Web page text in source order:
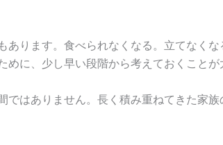
あります。食べられなくなる。立てなくな
に、少し早い段階から考えておくことが
ではありません。長く積み重ねてきた家族